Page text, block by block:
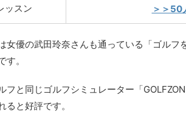
ッスン ＞＞50
女優の武田玲奈さんも通っている「ゴルフ
す。
フと同じゴルフシミュレーター「
ると好評です。